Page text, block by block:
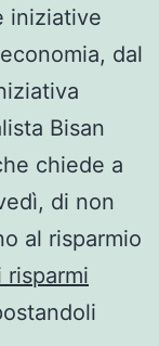
iniziative
dal
Bisan
chiede a
di non
al risparmio
risparmi